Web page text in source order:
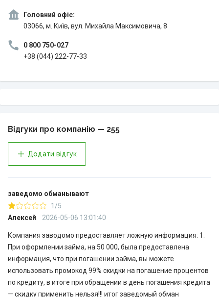
Головний офіс:
03066, м. Київ, вул. Михайла Максимовича, 8
0 800 750-027
+38 (044) 222-77-33
Відгуки про компанію — 255
Додати відгук
заведомо обманывают
1/5
Алексей
2026-05-06 13:01:40
Компания заводомо предоставляет ложную информация: 1.
При оформлении займа, на 50 000, была предоставлена
информация, что при погашении займа, вы можете
использовать промокод 99% скидки на погашение процентов
по кредиту, в итоге при обращении в день погашения кредита
— скидку применить нельзя!!! итог заведомый обман